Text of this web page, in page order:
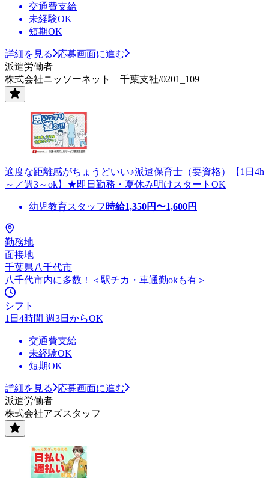
交通費支給
未経験OK
短期OK
詳細を見る
応募画面に進む
派遣労働者
株式会社ニッソーネット 千葉支社/0201_109
適度な距離感がちょうどいい♪派遣保育士（要資格）【1日4h
～／週3～ok】★即日勤務・夏休み明けスタートOK
幼児教育スタッフ 時給1,350円〜1,600円
勤務地
面接地
千葉県八千代市
八千代市内に多数！＜駅チカ・車通勤okも有＞
シフト
1日4時間 週3日からOK
交通費支給
未経験OK
短期OK
詳細を見る
応募画面に進む
派遣労働者
株式会社アズスタッフ